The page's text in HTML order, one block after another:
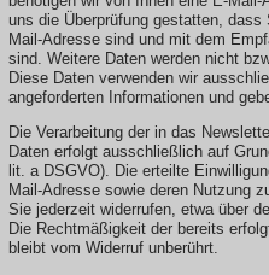
uns die Überprüfung gestatten, dass
Mail-Adresse sind und mit dem
sind. Weitere Daten werden nicht
Diese Daten verwenden wir
angeforderten Informationen und
Die Verarbeitung der in das
Daten erfolgt ausschließlich auf
lit. a DSGVO). Die erteilte
Mail-Adresse sowie deren Nutzung
Sie jederzeit widerrufen, etwa über
Die Rechtmäßigkeit der bereits
bleibt vom Widerruf unberührt.